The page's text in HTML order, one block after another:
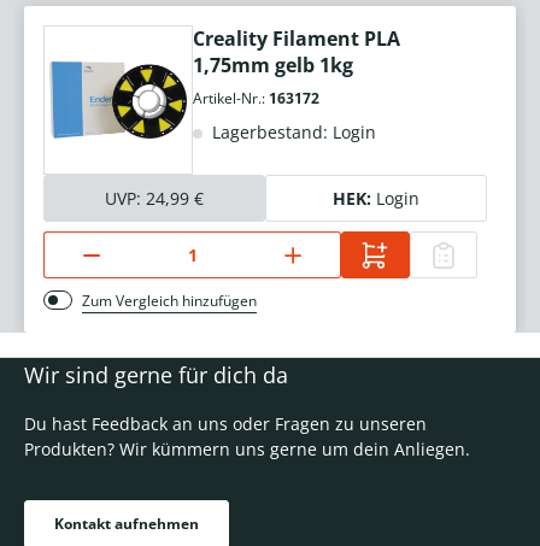
Creality Filament PLA
1,75mm gelb 1kg
Artikel-Nr.: 163172
Lagerbestand: Login
UVP: 24,99 € HEK: Login
Zum Vergleich hinzufügen
Wir sind gerne für dich da
Du hast Feedback an uns oder Fragen zu unseren
Produkten? Wir kümmern uns gerne um dein Anliegen.
Kontakt aufnehmen